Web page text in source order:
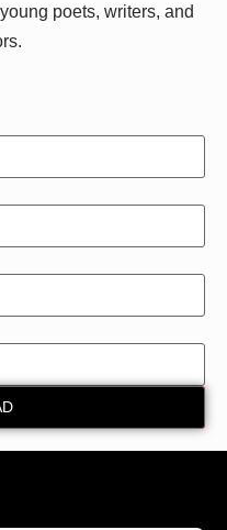
poets, writers, and